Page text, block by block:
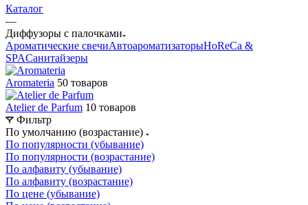
Каталог
—
Диффузоры с палочками
Ароматические свечиАвтоароматизаторыHoReCa &
SPAСанитайзеры
Aromateria 50 товаров
Atelier de Parfum 10 товаров
Фильтр
По умолчанию (возрастание)
По популярности (убывание)
По популярности (возрастание)
По алфавиту (убывание)
По алфавиту (возрастание)
По цене (убывание)